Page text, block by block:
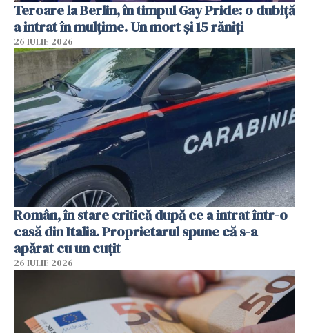
Teroare la Berlin, în timpul Gay Pride: o dubiță
a intrat în mulțime. Un mort și 15 răniți
26 IULIE 2026
Român, în stare critică după ce a intrat într-o
casă din Italia. Proprietarul spune că s-a
apărat cu un cuțit
26 IULIE 2026